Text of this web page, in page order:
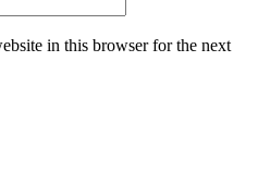
in this browser for the next